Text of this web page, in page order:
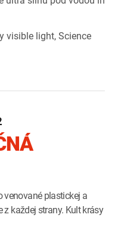
visible light, Science
venované plastickej a
každej strany. Kult krásy